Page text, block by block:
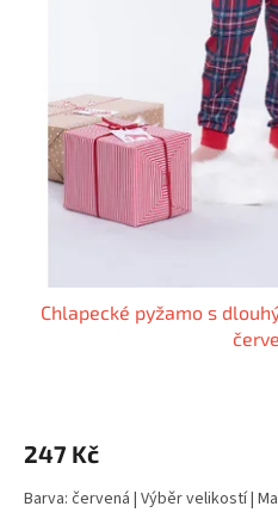
Chlapecké pyžamo s
247 Kč
Barva: červená | Výběr velikostí |